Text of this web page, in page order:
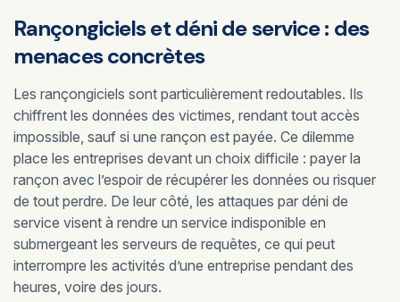
Rançongiciels et déni de service : des
menaces concrètes
Les rançongiciels sont particulièrement redoutables. Ils
chiffrent les données des victimes, rendant tout accès
impossible, sauf si une rançon est payée. Ce dilemme
place les entreprises devant un choix difficile : payer la
rançon avec l’espoir de récupérer les données ou risquer
de tout perdre. De leur côté, les attaques par déni de
service visent à rendre un service indisponible en
submergeant les serveurs de requêtes, ce qui peut
interrompre les activités d’une entreprise pendant des
heures, voire des jours.